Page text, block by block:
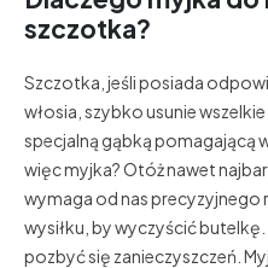
szczotka?
Szczotka, jeśli posiada
włosia, szybko usunie
specjalną gąbką pomagającą
więc myjka? Otóż nawet
wymaga od nas precyzyjnego
wysiłku, by wyczyścić
pozbyć się zanieczyszczeń.